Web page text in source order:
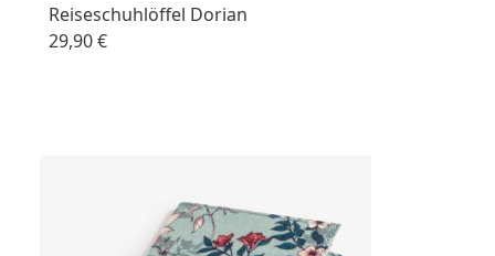
Reiseschuhlöffel Dorian
29,90 €